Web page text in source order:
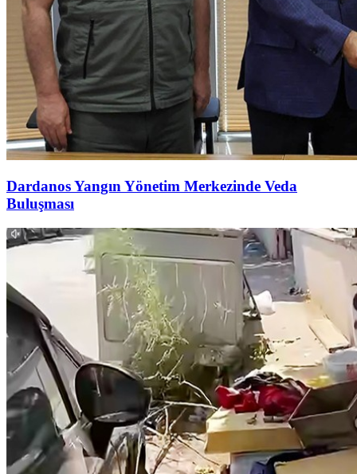
Dardanos Yangın Yönetim Merkezinde Veda
Buluşması